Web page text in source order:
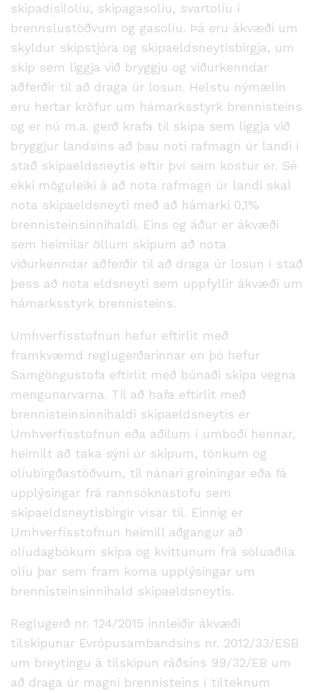
skipadísilolíu, skipagasolíu, svartolíu í
brennslustöðvum og gasolíu. Þá eru ákvæði um
skyldur skipstjóra og skipaeldsneytisbirgja, um
skip sem liggja við bryggju og viðurkenndar
aðferðir til að draga úr losun. Helstu nýmælin
eru hertar kröfur um hámarksstyrk brennisteins
og er nú m.a. gerð krafa til skipa sem liggja við
bryggjur landsins að þau noti rafmagn úr landi í
stað skipaeldsneytis eftir því sem kostur er. Sé
ekki möguleiki á að nota rafmagn úr landi skal
nota skipaeldsneyti með að hámarki 0,1%
brennisteinsinnihaldi. Eins og áður er ákvæði
sem heimilar öllum skipum að nota
viðurkenndar aðferðir til að draga úr losun í stað
þess að nota eldsneyti sem uppfyllir ákvæði um
hámarksstyrk brennisteins.
Umhverfisstofnun hefur eftirlit með
framkvæmd reglugerðarinnar en þó hefur
Samgöngustofa eftirlit með búnaði skipa vegna
mengunarvarna. Til að hafa eftirlit með
brennisteinsinnihaldi skipaeldsneytis er
Umhverfisstofnun eða aðilum í umboði hennar,
heimilt að taka sýni úr skipum, tönkum og
olíubirgðastöðvum, til nánari greiningar eða fá
upplýsingar frá rannsóknastofu sem
skipaeldsneytisbirgir vísar til. Einnig er
Umhverfisstofnun heimill aðgangur að
olíudagbókum skipa og kvittunum frá söluaðila
olíu þar sem fram koma upplýsingar um
brennisteinsinnihald skipaeldsneytis.
Reglugerð nr. 124/2015 innleiðir ákvæði
tilskipunar Evrópusambandsins nr. 2012/33/ESB
um breytingu á tilskipun ráðsins 99/32/EB um
að draga úr magni brennisteins í tilteknum